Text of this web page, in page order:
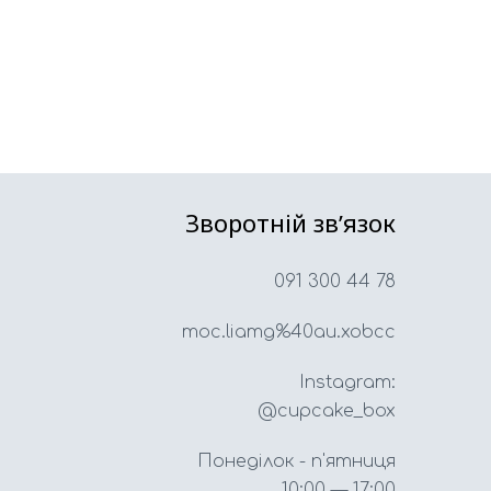
Зворотній звʼязок
091 300 44 78
moc.liamg%40au.xobcc
Instagram:
@cupcake_box
Понеділок - п'ятниця